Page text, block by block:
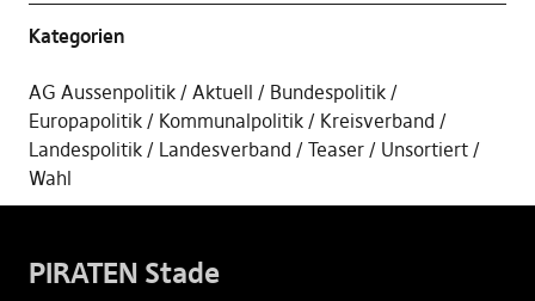
Kategorien
AG Aussenpolitik Aktuell
Bundespolitik
Europapolitik
Kommunalpolitik
Kreisverband
Landespolitik
Landesverband Teaser
Unsortiert
Wahl
PIRATEN Stade